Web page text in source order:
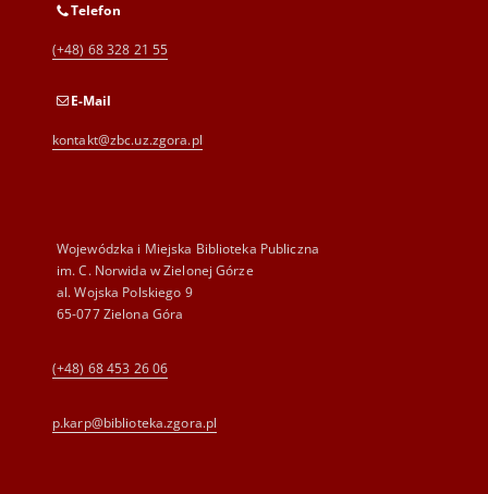
Telefon
(+48) 68 328 21 55
E-Mail
kontakt@zbc.uz.zgora.pl
Wojewódzka i Miejska Biblioteka Publiczna
im. C. Norwida w Zielonej Górze
al. Wojska Polskiego 9
65-077 Zielona Góra
(+48) 68 453 26 06
p.karp@biblioteka.zgora.pl